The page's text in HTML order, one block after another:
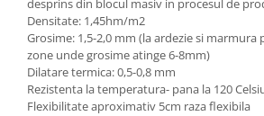
desprins din blocul masiv in procesul de
Densitate: 1,45hm/m2
Grosime: 1,5-2,0 mm (la ardezie si marmura
zone unde grosime atinge 6-8mm)
Dilatare termica: 0,5-0,8 mm
Rezistenta la temperatura- pana la 120
Flexibilitate aproximativ 5cm raza flexibila